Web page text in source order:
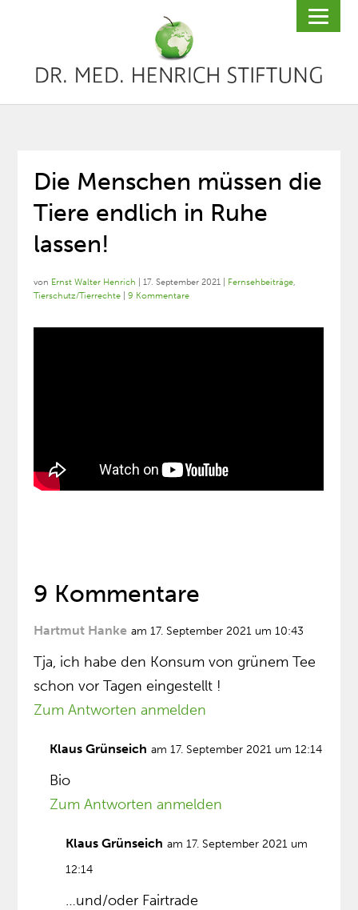
Die Menschen müssen die
Tiere endlich in Ruhe
lassen!
von Ernst Walter Henrich |17. September 2021 Fernsehbeiträge,
Tierschutz/Tierrechte |9 Kommentare
9 Kommentare
Hartmut Hanke am 17. September 2021 um 10:43
Tja, ich habe den Konsum von grünem Tee
schon vor Tagen eingestellt !
Zum Antworten anmelden
Klaus Grünseich am 17. September 2021 um 12:14
Bio
Zum Antworten anmelden
Klaus Grünseich am 17. September 2021 um
12:14
…und/oder Fairtrade